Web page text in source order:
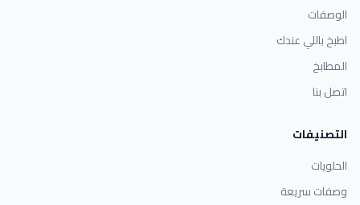
الوصفات
اطبخ باللي عندك
المطابخ
اتصل بنا
التصنيفات
الحلويات
وصفات سريعة